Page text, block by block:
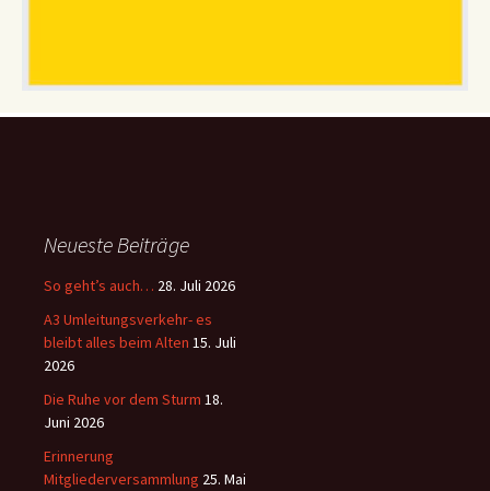
Neueste Beiträge
So geht’s auch… 28. Juli 2026
A3 Umleitungsverkehr- es
bleibt alles beim Alten 15. Juli
2026
Die Ruhe vor dem Sturm 18.
Juni 2026
Erinnerung
Mitgliederversammlung 25. Mai